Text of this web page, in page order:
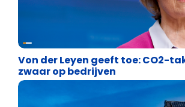
Energie en transport
Von der Leyen geeft toe: CO2-
zwaar op bedrijven